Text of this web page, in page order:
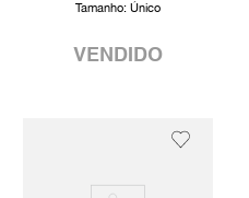
Tamanho: Único
VENDIDO